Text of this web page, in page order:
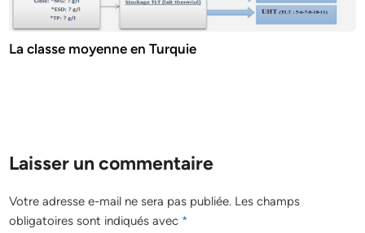
La classe moyenne en Turquie
Laisser un commentaire
Votre adresse e-mail ne sera pas publiée. Les champs
obligatoires sont indiqués avec *